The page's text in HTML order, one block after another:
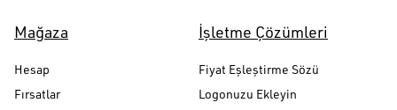
Mağaza
Hesap
Fırsatlar
İşletme Çözümleri
Fiyat Eşleştirme Sözü
Logonuzu Ekleyin